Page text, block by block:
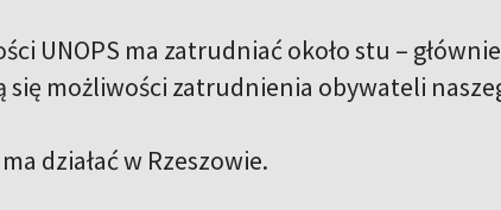
UNOPS ma zatrudniać około stu –
się możliwości zatrudnienia obywateli
działać w Rzeszowie.